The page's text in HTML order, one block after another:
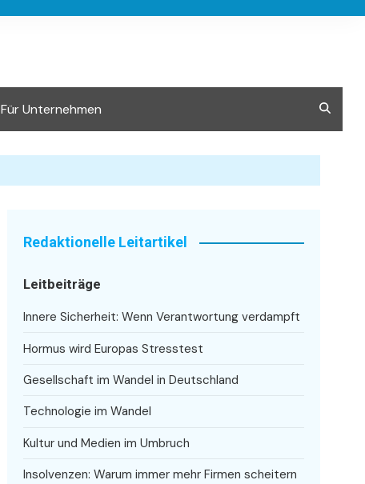
Für Unternehmen
Redaktionelle Leitartikel
Leitbeiträge
Innere Sicherheit: Wenn Verantwortung verdampft
Hormus wird Europas Stresstest
Gesellschaft im Wandel in Deutschland
Technologie im Wandel
Kultur und Medien im Umbruch
Insolvenzen: Warum immer mehr Firmen scheitern